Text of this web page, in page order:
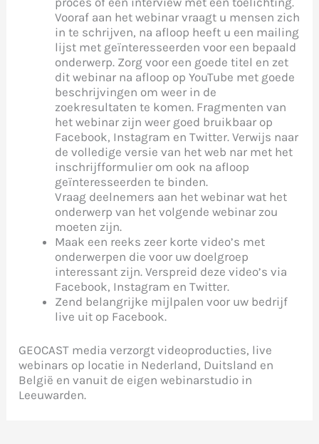
Vooraf aan het webinar vraagt u mensen zich
in te schrijven, na afloop heeft u een mailing
lijst met geïnteresseerden voor een bepaald
onderwerp. Zorg voor een goede titel en zet
dit webinar na afloop op YouTube met goede
beschrijvingen om weer in de
zoekresultaten te komen. Fragmenten van
het webinar zijn weer goed bruikbaar op
Facebook, Instagram en Twitter. Verwijs naar
de volledige versie van het web nar met het
inschrijfformulier om ook na afloop
geïnteresseerden te binden.
Vraag deelnemers aan het webinar wat het
onderwerp van het volgende webinar zou
moeten zijn.
Maak een reeks zeer korte video’s met
onderwerpen die voor uw doelgroep
interessant zijn. Verspreid deze video’s via
Facebook, Instagram en Twitter.
Zend belangrijke mijlpalen voor uw bedrijf
live uit op Facebook.
GEOCAST media verzorgt videoproducties, live
webinars op locatie in Nederland, Duitsland en
België en vanuit de eigen webinarstudio in
Leeuwarden.